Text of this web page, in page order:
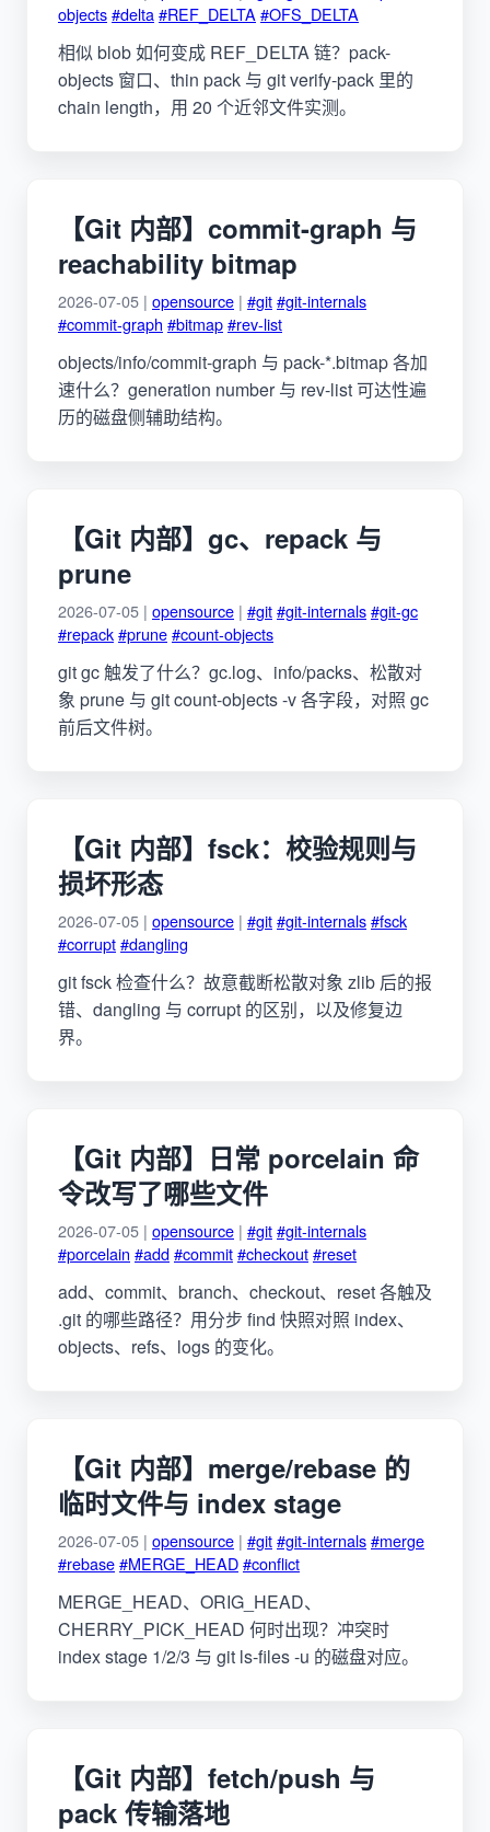
objects#delta#REF_DELTA #OFS_DELTA
相似 blob 如何变成 REF_DELTA 链？pack-
objects 窗口、thin pack 与 git verify-pack 里的
chain length，用 20 个近邻文件实测。
【Git 内部】commit-graph 与
reachability bitmap
2026-07-05 | opensource | #git#git-internals
#commit-graph #bitmap#rev-list
objects/info/commit-graph 与 pack-*.bitmap 各加
速什么？generation number 与 rev-list 可达性遍
历的磁盘侧辅助结构。
【Git 内部】gc、repack 与
prune
2026-07-05 | opensource | #git#git-internals#git-gc
#repack#prune#count-objects
git gc 触发了什么？gc.log、info/packs、松散对
象 prune 与 git count-objects -v 各字段，对照 gc
前后文件树。
【Git 内部】fsck：校验规则与
损坏形态
2026-07-05 | opensource | #git#git-internals#fsck
#corrupt#dangling
git fsck 检查什么？故意截断松散对象 zlib 后的报
错、dangling 与 corrupt 的区别，以及修复边
界。
【Git 内部】日常 porcelain 命
令改写了哪些文件
2026-07-05 | opensource | #git#git-internals
#porcelain #add#commit#checkout#reset
add、commit、branch、checkout、reset 各触及
.git 的哪些路径？用分步 find 快照对照 index、
objects、refs、logs 的变化。
【Git 内部】merge/rebase 的
临时文件与 index stage
2026-07-05 | opensource | #git#git-internals#merge
#rebase#MERGE_HEAD#conflict
MERGE_HEAD、ORIG_HEAD、
CHERRY_PICK_HEAD 何时出现？冲突时
index stage 1/2/3 与 git ls-files -u 的磁盘对应。
【Git 内部】fetch/push 与
pack 传输落地